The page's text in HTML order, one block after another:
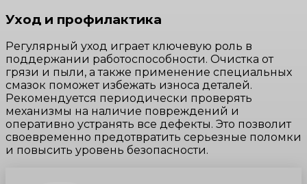
Уход и профилактика
Регулярный уход играет ключевую роль в
поддержании работоспособности. Очистка от
грязи и пыли, а также применение специальных
смазок поможет избежать износа деталей.
Рекомендуется периодически проверять
механизмы на наличие повреждений и
оперативно устранять все дефекты. Это позволит
своевременно предотвратить серьезные поломки
и повысить уровень безопасности.